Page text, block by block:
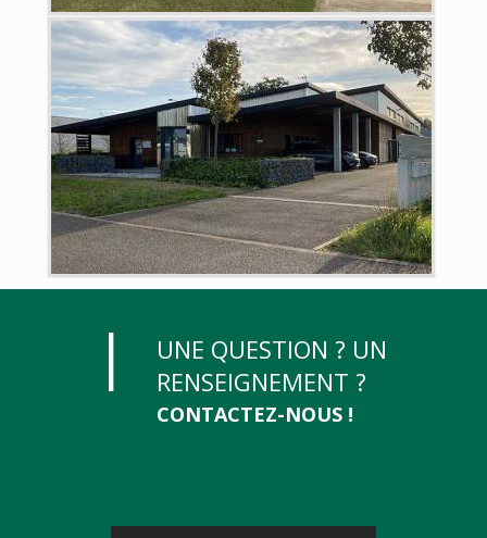
UNE QUESTION ? UN
RENSEIGNEMENT ?
CONTACTEZ-NOUS !